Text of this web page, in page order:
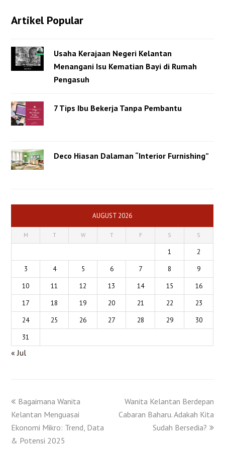
Artikel Popular
Usaha Kerajaan Negeri Kelantan
Menangani Isu Kematian Bayi di Rumah
Pengasuh
7 Tips Ibu Bekerja Tanpa Pembantu
Deco Hiasan Dalaman “Interior Furnishing”
AUGUST 2026
M T W T F S S
1
2
3
4 5 6 7 8
9
10
11 12 13 14 15
16
17
18 19 20 21 22
23
24
25 26 27 28 29
30
31
« Jul
Bagaimana Wanita
Kelantan Menguasai
Ekonomi Mikro: Trend, Data
& Potensi 2025
Wanita Kelantan Berdepan
Cabaran Baharu. Adakah Kita
Sudah Bersedia?